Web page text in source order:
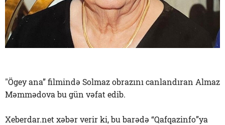
"Ögey ana” filmində Solmaz obrazını canlandıran Almaz
Məmmədova bu gün vəfat edib.
Xeberdar.net xəbər verir ki, bu barədə “Qafqazinfo”ya